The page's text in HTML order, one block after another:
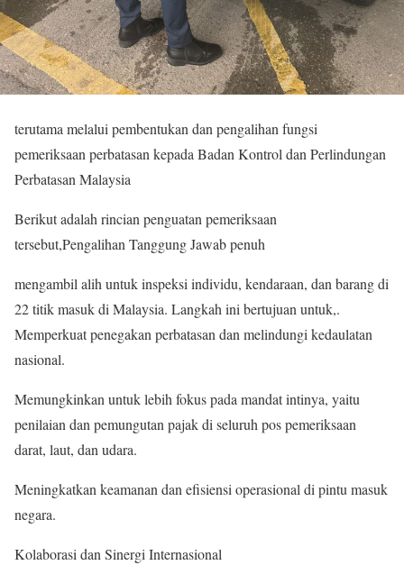
terutama melalui pembentukan dan pengalihan fungsi
pemeriksaan perbatasan kepada Badan Kontrol dan Perlindungan
Perbatasan Malaysia
Berikut adalah rincian penguatan pemeriksaan
tersebut,Pengalihan Tanggung Jawab penuh
mengambil alih untuk inspeksi individu, kendaraan, dan barang di
22 titik masuk di Malaysia. Langkah ini bertujuan untuk,.
Memperkuat penegakan perbatasan dan melindungi kedaulatan
nasional.
Memungkinkan untuk lebih fokus pada mandat intinya, yaitu
penilaian dan pemungutan pajak di seluruh pos pemeriksaan
darat, laut, dan udara.
Meningkatkan keamanan dan efisiensi operasional di pintu masuk
negara.
Kolaborasi dan Sinergi Internasional